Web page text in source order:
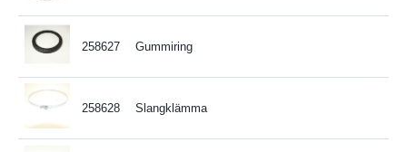
258627 Gummiring
258628 Slangklämma